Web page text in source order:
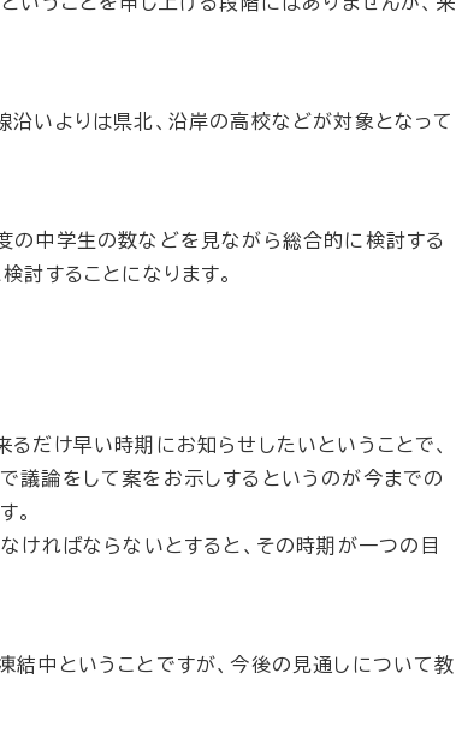
いよりは県北、沿岸の高校などが対象となって
の中学生の数などを見ながら総合的に検討する
討することになります。
だけ早い時期にお知らせしたいということで、
論をして案をお示しするというのが今までの
。
ければならないとすると、その時期が一つの目
中ということですが、今後の見通しについて教